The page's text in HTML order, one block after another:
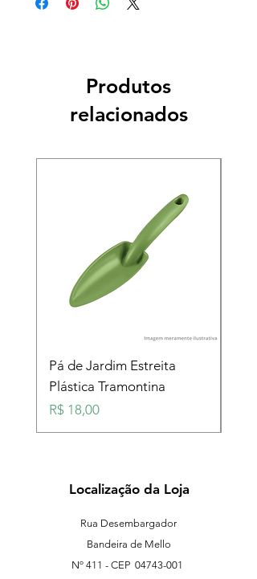
Produtos
relacionados
Pá de Jardim Estreita
Plástica Tramontina
Preço
R$ 18,00
Localização da Loja
Rua Desembargador
Bandeira de Mello
Nº 411 - CEP 04743-001